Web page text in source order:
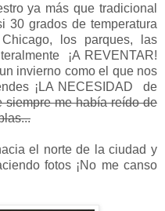
ya más que tradicional
30 grados de temperatura
los parques, las
¡A REVENTAR!
invierno como el que nos
¡LA NECESIDAD de
siempre me había reído de
el norte de la ciudad y
fotos ¡No me canso